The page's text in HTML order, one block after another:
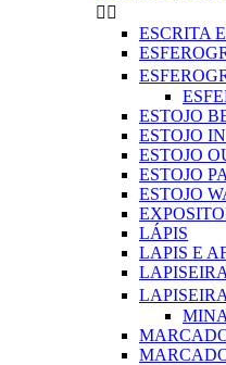
 
ESCRITA
ESTOJO
ESTOJO
ESTOJO
ESTOJO
ESTOJO
LÁPIS
LAPIS E